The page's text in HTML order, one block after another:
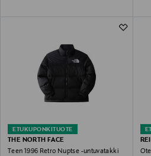
ETUKUPONKITUOTE
THE NORTH FACE
Teen 1996 Retro Nuptse -untuvatakki